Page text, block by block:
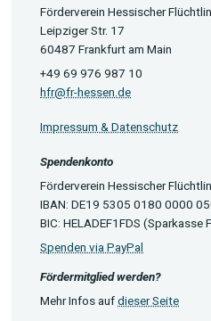
Förderverein Hessischer
Leipziger Str. 17
60487 Frankfurt am Main
+49 69 976 987 10
hfr@fr-hessen.de
Impressum & Datenschutz
Spendenkonto
Förderverein Hessischer
IBAN: DE19 5305 0180 0000
BIC: HELADEF1FDS (Sparkasse
Spenden via PayPal
Fördermitglied werden?
Mehr Infos aufdieser Seite